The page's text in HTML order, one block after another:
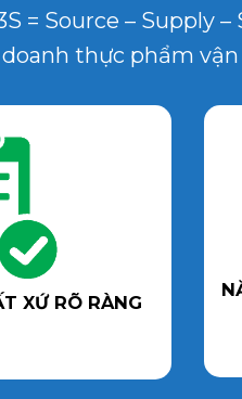
= Source – Supply
thực phẩm
XỨ RÕ RÀNG